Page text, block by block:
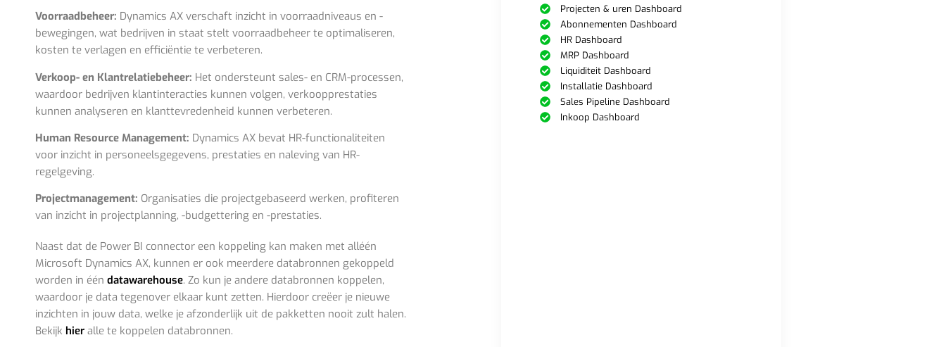
Voorraadbeheer: Dynamics AX verschaft inzicht in voorraadniveaus en -
bewegingen, wat bedrijven in staat stelt voorraadbeheer te optimaliseren,
kosten te verlagen en efficiëntie te verbeteren.
Verkoop- en Klantrelatiebeheer: Het ondersteunt sales- en CRM-processen,
waardoor bedrijven klantinteracties kunnen volgen, verkoopprestaties
kunnen analyseren en klanttevredenheid kunnen verbeteren.
Human Resource Management: Dynamics AX bevat HR-functionaliteiten
voor inzicht in personeelsgegevens, prestaties en naleving van HR-
regelgeving.
Projectmanagement: Organisaties die projectgebaseerd werken, profiteren
van inzicht in projectplanning, -budgettering en -prestaties.
Naast dat de Power BI connector een koppeling kan maken met alléén
Microsoft Dynamics AX, kunnen er ook meerdere databronnen gekoppeld
worden in één datawarehouse. Zo kun je andere databronnen koppelen,
waardoor je data tegenover elkaar kunt zetten. Hierdoor creëer je nieuwe
inzichten in jouw data, welke je afzonderlijk uit de pakketten nooit zult halen.
Bekijk hier alle te koppelen databronnen.
Projecten & uren Dashboard
Abonnementen Dashboard
HR Dashboard
MRP Dashboard
Liquiditeit Dashboard
Installatie Dashboard
Sales Pipeline Dashboard
Inkoop Dashboard